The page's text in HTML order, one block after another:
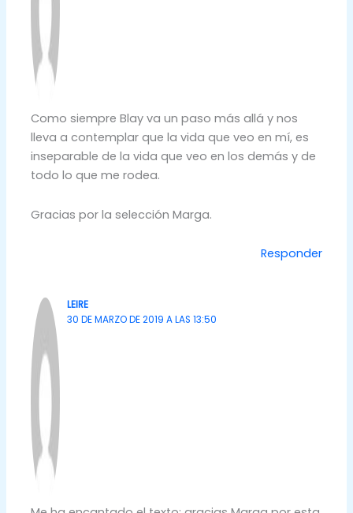
Como siempre Blay va un paso más allá y nos
lleva a contemplar que la vida que veo en mí, es
inseparable de la vida que veo en los demás y de
todo lo que me rodea.
Gracias por la selección Marga.
Responder
LEIRE
30 DE MARZO DE 2019 A LAS 13:50